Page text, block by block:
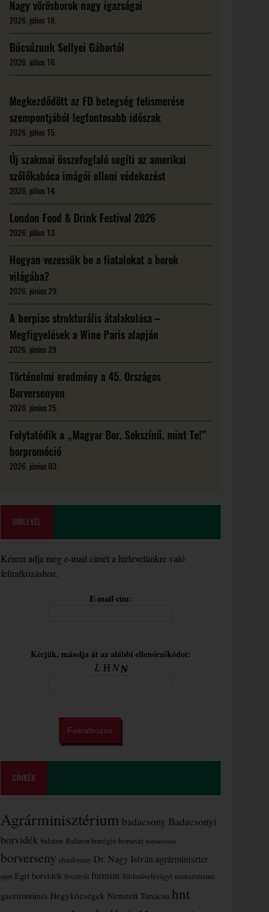
Nagy vörösborok nagy igazságai
2026. július 18.
Búcsúzunk Sellyei Gábortól
2026. július 16.
Megkezdődött az FD betegség felismerése
szempontjából legfontosabb időszak
2026. július 15.
Új szakmai összefoglaló segíti az amerikai
szőlőkabóca imágói elleni védekezést
2026. július 14.
London Food & Drink Festival 2026
2026. július 13.
Hogyan vezessük be a fiatalokat a borok
világába?
2026. június 29.
A borpiac strukturális átalakulása –
Megfigyelések a Wine Paris alapján
2026. június 29.
Történelmi eredmény a 45. Országos
Borversenyen
2026. június 25.
Folytatódik a „Magyar Bor. Sokszínű, mint Te!”
borpromóció
2026. június 03.
HÍRLEVÉL
Kérem adja meg e-mail címét a hírlevelünkre való
feliratkozáshoz.
E-mail cím:
Kérjük, másolja át az alábbi ellenőrzőkódot:
CÍMKÉK
Agrárminisztérium badacsony Badacsonyi
borvidék balaton Balaton borrégió borteszt borturizmus
borverseny chardonnay Dr. Nagy István agrárminiszter
eger Egri borvidék fesztivál furmint földművelésügyi minisztérium
gasztronómia Hegyközségek Nemzeti Tanácsa hnt